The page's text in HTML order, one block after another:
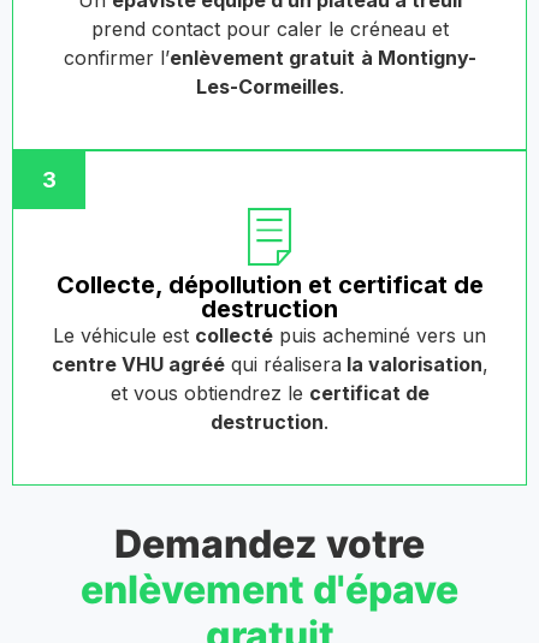
prend contact pour caler le créneau et
confirmer l’enlèvement gratuit à Montigny-
Les-Cormeilles.
3
Collecte, dépollution et certificat de
destruction
Le véhicule est collecté puis acheminé vers un
centre VHU agrééqui réalisera la valorisation,
et vous obtiendrez le certificat de
destruction.
Demandez votre
enlèvement d'épave